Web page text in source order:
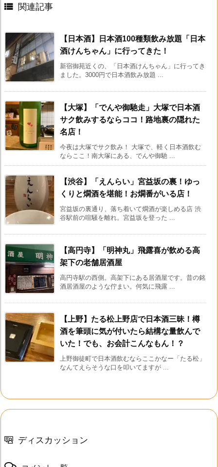
 関連記事
【日本酒】日本酒100種類飲み放題「日本
酒けんちゃん」に行ってきた！
新宿御苑近くの、「日本酒けんちゃん」に行ってき
ました。3000円で日本酒飲み放題 ...
【大塚】「でんや御馳走」大塚で日本酒
サク飲みするならココ！路地裏の隠れた
名店！
今夜は大塚でサク飲み！ 大塚で、軽く日本酒飲む
ならここ！南大塚にある、でんや御馳 ...
【渋谷】「えんらい」宮益坂の裏！ゆっ
くりと燗酒を堪能！お燗番がいる店！
宮益坂の裏通り、落ち着いて燗酒が楽しめる店 渋
谷駅前の喧騒を離れ。宮益坂を登った ...
【高円寺】「明神丸」飛露喜が飲める高
架下の老舗居酒屋
高円寺駅の西側。高架下にある居酒屋です。昔の銘
酒居酒屋のような佇まい。何気に飛露 ...
【上野】たる松上野店で日本酒三昧！樽
酒を筆頭に気が付いたら結構な量飲んで
いた！でも、お会計こんなもん！？
上野御徒町で日本酒飲むならここかなー「たる松」
なんてえらそうな口を叩いてますが ...
ディスカッション